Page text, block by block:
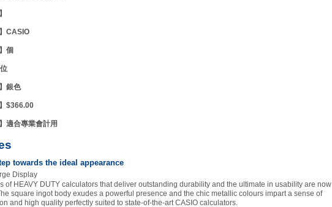
CASIO
個
銀色
$366.00
適合專業會計用
towards the ideal appearance
of HEAVY DUTY calculators that deliver outstanding durability and the ultimate in usability are now
square ingot body exudes a powerful presence and the chic metallic colours impart a sense of
and high quality perfectly suited to state-of-the-art CASIO calculators.